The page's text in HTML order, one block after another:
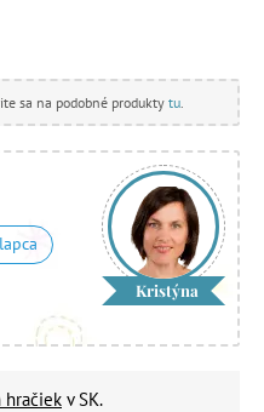
sa na podobné produkty tu
Kristýna
hračiek v SK.